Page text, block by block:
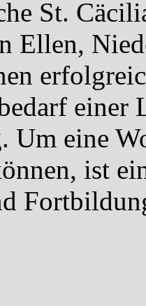
St.
Ellen,
einer
Um eine
ist